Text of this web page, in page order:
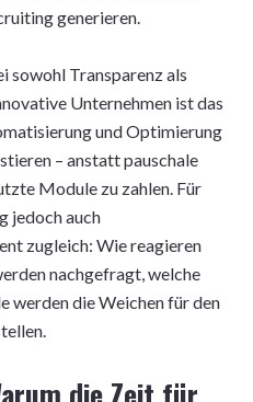
generieren.
sowohl Transparenz als
Unternehmen ist das
und Optimierung
– anstatt pauschale
Module zu zahlen. Für
jedoch auch
zugleich: Wie reagieren
nachgefragt, welche
werden die Weichen für den